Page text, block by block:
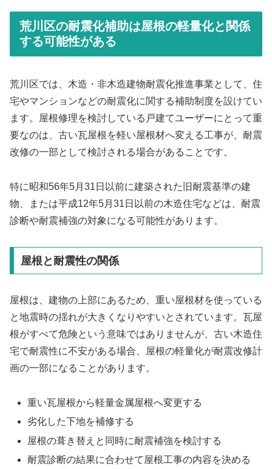
荒川区の耐震化補助は屋根の軽量化と関係
する可能性がある
荒川区では、木造・非木造建物耐震化推進事業として、住
宅やマンションなどの耐震化に関する補助制度を設けてい
ます。屋根修理を検討している戸建てユーザーにとって重
要なのは、古い瓦屋根を軽い屋根材へ変える工事が、耐震
改修の一部として検討される場合があることです。
特に昭和56年5月31日以前に建築された旧耐震基準の建
物、または平成12年5月31日以前の木造住宅などは、耐震
診断や耐震補強の対象になる可能性があります。
屋根と耐震性の関係
屋根は、建物の上部にあるため、重い屋根材を使っている
と地震時の揺れが大きくなりやすいとされています。瓦屋
根がすべて危険という意味ではありませんが、古い木造住
宅で耐震性に不安がある場合、屋根の軽量化が耐震改修計
画の一部になることがあります。
重い瓦屋根から軽量金属屋根へ変更する
劣化した下地を補修する
屋根の葺き替えと同時に耐震補強を検討する
耐震診断の結果に合わせて屋根工事の内容を決める